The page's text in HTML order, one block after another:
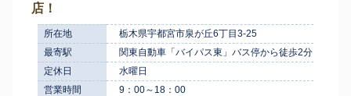
店！
所在地
栃木県宇都宮市泉が丘6丁目3-25
最寄駅
関東自動車「バイパス東」バス停から徒歩2分
定休日
水曜日
営業時間
9：00～18：00